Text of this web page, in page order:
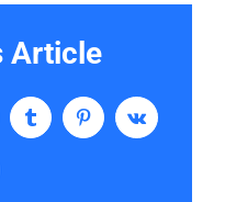
Article
TumblrPinterestVk